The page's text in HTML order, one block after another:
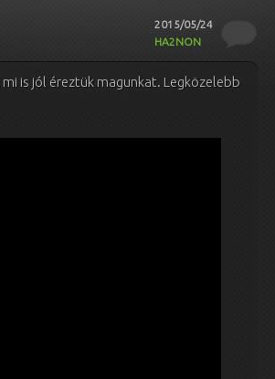
2015/05/24
HA2NON
is jól éreztük magunkat. Legközelebb